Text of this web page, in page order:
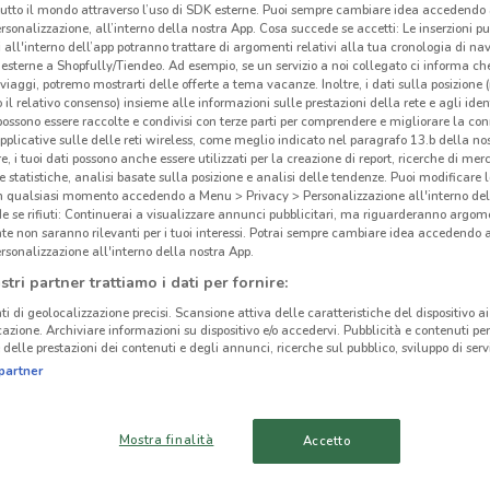
RAGUSA
il mondo attraverso l’uso di SDK esterne. Puoi sempre cambiare idea accedendo
all’interno della nostra App. Cosa succede se accetti: Le inserzioni
all'interno dell’app potranno trattare di argomenti relativi alla tua cronologia di
a Shopfully/Tiendeo. Ad esempio, se un servizio a noi collegato ci informa
potremo mostrarti delle offerte a tema vacanze. Inoltre, i dati sulla posizione
il relativo consenso) insieme alle informazioni sulle prestazioni della rete e agli
essere raccolte e condivisi con terze parti per comprendere e migliorare la
sulle delle reti wireless, come meglio indicato nel paragrafo 13.b della
i tuoi dati possono anche essere utilizzati per la creazione di report, ricerche di
statistiche, analisi basate sulla posizione e analisi delle tendenze. Puoi modificare
qualsiasi momento accedendo a Menu > Privacy > Personalizzazione all'interno
se rifiuti: Continuerai a visualizzare annunci pubblicitari, ma riguarderanno
non saranno rilevanti per i tuoi interessi. Potrai sempre cambiare idea accedendo
all'interno della nostra App.
partner trattiamo i dati per fornire:
di geolocalizzazione precisi. Scansione attiva delle caratteristiche del dispositivo
Archiviare informazioni su dispositivo e/o accedervi. Pubblicità e contenuti
prestazioni dei contenuti e degli annunci, ricerche sul pubblico, sviluppo di
Mostra finalità Accetto